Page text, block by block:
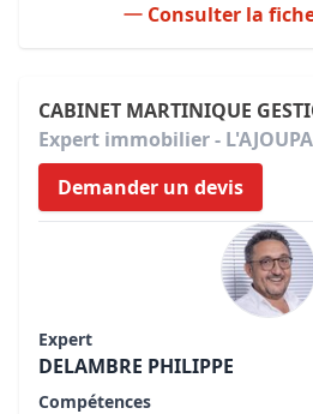
Consulter la
CABINET MARTINIQUE
Expert immobilier -
Demander un devis
Expert
DELAMBRE PHILIPPE
Compétences